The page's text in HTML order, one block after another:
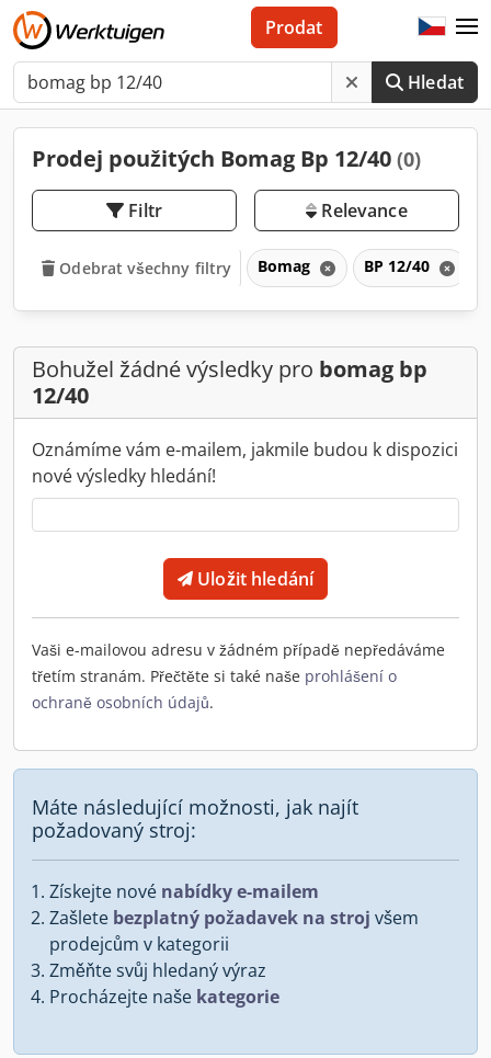
Hledat
Prodat
Prodej použitých Bomag Bp 12/40 (0)
Filtr Relevance
Odebrat všechny filtry Bomag BP 12/40
Bohužel žádné výsledky pro bomag bp
12/40
Oznámíme vám e-mailem, jakmile budou k dispozici
nové výsledky hledání!
Uložit hledání
Vaši e-mailovou adresu v žádném případě nepředáváme
třetím stranám. Přečtěte si také naše prohlášení o
ochraně osobních údajů.
Máte následující možnosti, jak najít
požadovaný stroj:
Získejte nové nabídky e-mailem
Zašlete bezplatný požadavek na stroj všem
prodejcům v kategorii
Změňte svůj hledaný výraz
Procházejte naše kategorie